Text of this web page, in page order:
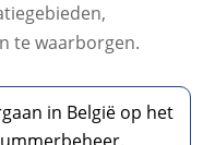
te waarborgen.
in België op het